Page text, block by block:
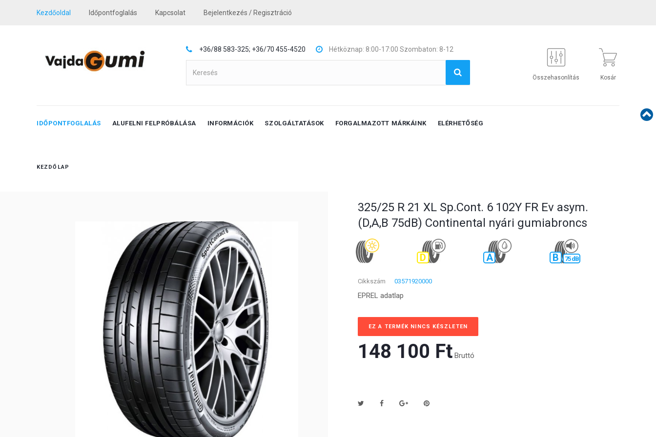
Kezdőoldal Időpontfoglalás Kapcsolat Bejelentkezés / Regisztráció
+36/88 583-325; +36/70 455-4520 Hétköznap: 8:00-17:00 Szombaton: 8-12
Összehasonlítás Kosár
IDŐPONTFOGLALÁS ALUFELNI FELPRÓBÁLÁSA INFORMÁCIÓK SZOLGÁLTATÁSOK FORGALMAZOTT MÁRKÁINK ELÉRHETŐSÉG
KEZDŐLAP
325/25 R 21 XL Sp.Cont. 6 102Y FR Ev asym.
(D,A,B 75dB) Continental nyári gumiabroncs
D A B 75 dB
Cikkszám 03571920000
EPREL adatlap
EZ A TERMÉK NINCS KÉSZLETEN
148 100 Ft‎ Bruttó